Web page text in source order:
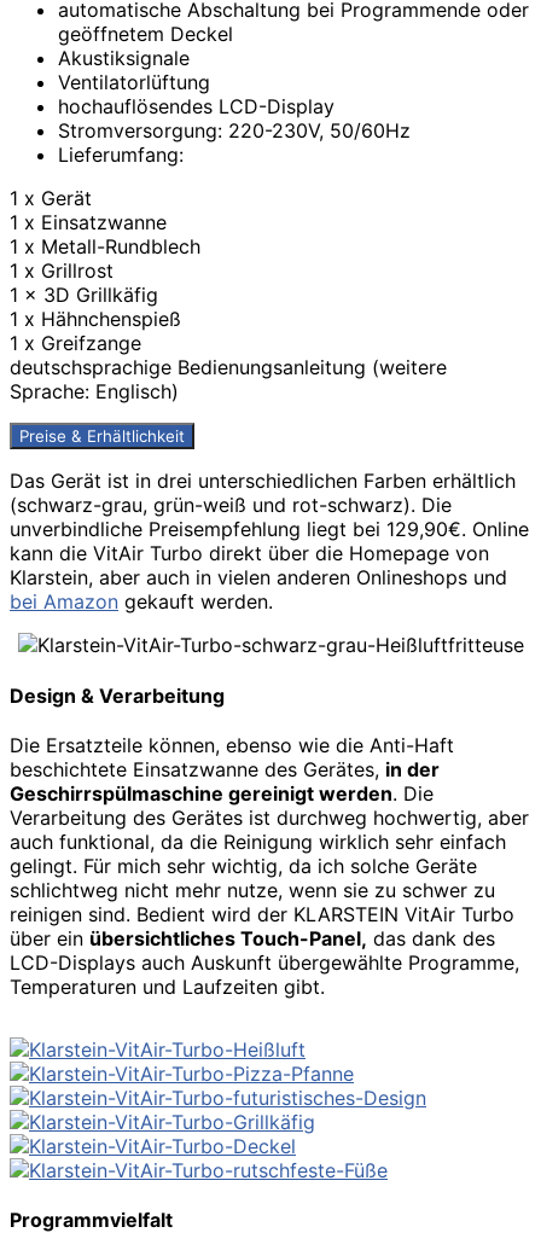
automatische Abschaltung bei Programmende oder
geöffnetem Deckel
Akustiksignale
Ventilatorlüftung
hochauflösendes LCD-Display
Stromversorgung: 220-230V, 50/60Hz
Lieferumfang:
1 x Gerät
1 x Einsatzwanne
1 x Metall-Rundblech
1 x Grillrost
1 x 3D Grillkäfig
1 x Hähnchenspieß
1 x Greifzange
deutschsprachige Bedienungsanleitung (weitere
Sprache: Englisch)
Preise & Erhältlichkeit
Das Gerät ist in drei unterschiedlichen Farben erhältlich
(schwarz-grau, grün-weiß und rot-schwarz). Die
unverbindliche Preisempfehlung liegt bei 129,90€. Online
kann die VitAir Turbo direkt über die Homepage von
Klarstein, aber auch in vielen anderen Onlineshops und
bei Amazon gekauft werden.
Design & Verarbeitung
Die Ersatzteile können, ebenso wie die Anti-Haft
beschichtete Einsatzwanne des Gerätes, in der
Geschirrspülmaschine gereinigt werden. Die
Verarbeitung des Gerätes ist durchweg hochwertig, aber
auch funktional, da die Reinigung wirklich sehr einfach
gelingt. Für mich sehr wichtig, da ich solche Geräte
schlichtweg nicht mehr nutze, wenn sie zu schwer zu
reinigen sind. Bedient wird der KLARSTEIN VitAir Turbo
über ein übersichtliches Touch-Panel, das dank des
LCD-Displays auch Auskunft übergewählte Programme,
Temperaturen und Laufzeiten gibt.
Programmvielfalt